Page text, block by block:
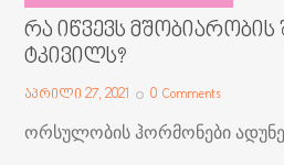
რა იწვევს
ტკივილს?
აპრილი 27, 2021 0 Comments
ორსულობის ჰორმონები